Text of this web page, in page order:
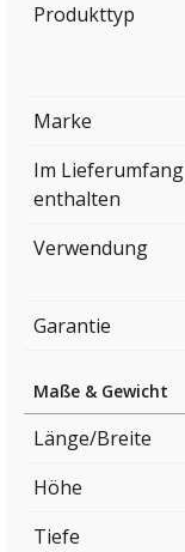
Produkttyp
Marke
Im Lieferumfang
enthalten
Verwendung
Garantie
Maße & Gewicht
Länge/Breite
Höhe
Tiefe